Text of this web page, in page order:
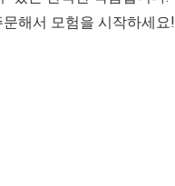
문해서 모험을 시작하세요!